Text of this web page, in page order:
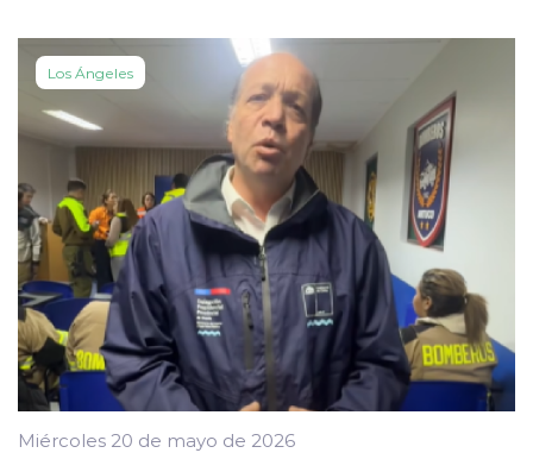
Los Ángeles
Miércoles 20 de mayo de 2026